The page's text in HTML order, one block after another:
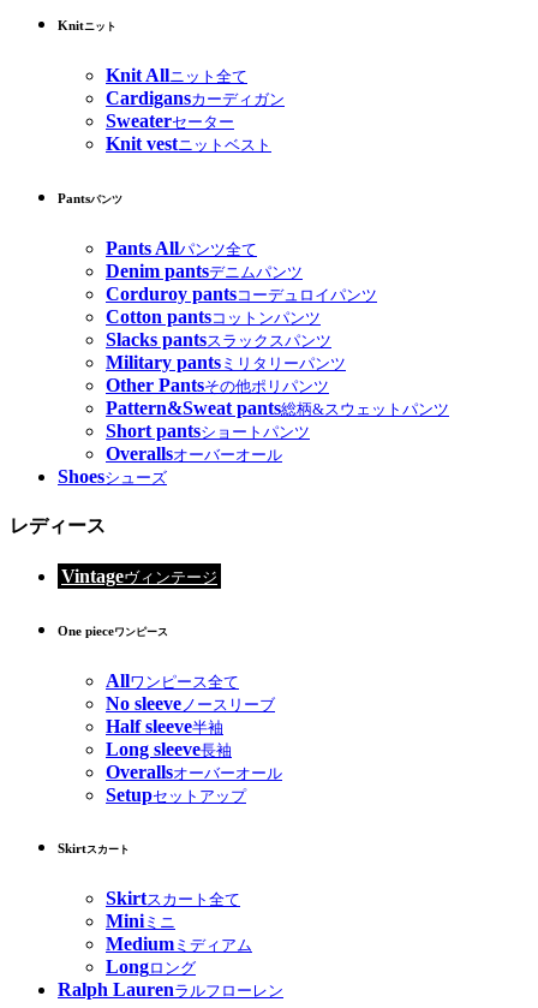
Knitニット
Knit Allニット全て
Cardigansカーディガン
Sweaterセーター
Knit vestニットベスト
Pantsパンツ
Pants Allパンツ全て
Denim pantsデニムパンツ
Corduroy pantsコーデュロイパンツ
Cotton pantsコットンパンツ
Slacks pantsスラックスパンツ
Military pants ミリタリーパンツ
Other Pantsその他ポリパンツ
Pattern&Sweat pants総柄&スウェットパンツ
Short pantsショートパンツ
Overallsオーバーオール
Shoesシューズ
レディース
Vintageヴィンテージ
One pieceワンピース
Allワンピース全て
No sleeve ノースリーブ
Half sleeve半袖
Long sleeve長袖
Overallsオーバーオール
Setupセットアップ
Skirtスカート
Skirtスカート全て
Miniミニ
Medium ミディアム
Longロング
Ralph Laurenラルフローレン